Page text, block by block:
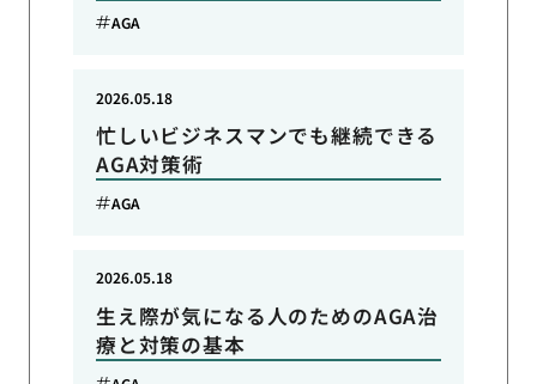
AGA
忙しいビジネスマンでも継続できる
AGA対策術
2026.05.18
AGA
生え際が気になる人のためのAGA治
療と対策の基本
2026.05.18